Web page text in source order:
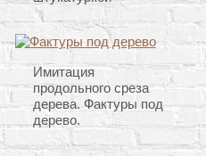
Имитация
продольного среза
дерева. Фактуры под
дерево.